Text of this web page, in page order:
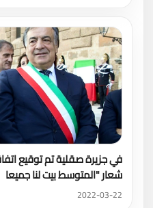
في جزيرة صقلية تم توقيع
شعار "المتوسط بيت لنا جميعا
2022-03-22